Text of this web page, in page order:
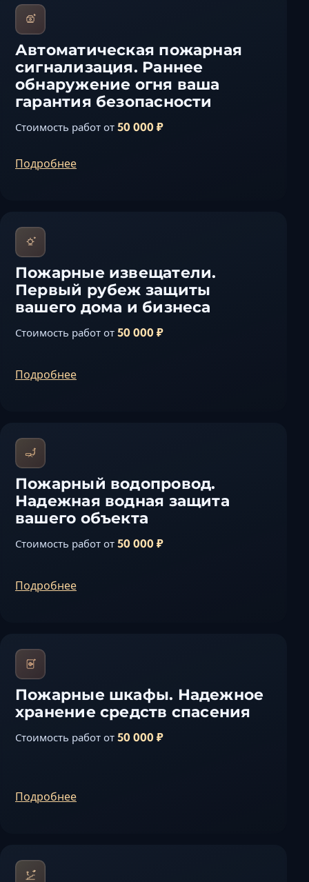
Автоматическая пожарная
сигнализация. Раннее
обнаружение огня ваша
гарантия безопасности
Стоимость работ от 50 000 ₽
Подробнее
Пожарные извещатели.
Первый рубеж защиты
вашего дома и бизнеса
Стоимость работ от 50 000 ₽
Подробнее
Пожарный водопровод.
Надежная водная защита
вашего объекта
Стоимость работ от 50 000 ₽
Подробнее
Пожарные шкафы. Надежное
хранение средств спасения
Стоимость работ от 50 000 ₽
Подробнее